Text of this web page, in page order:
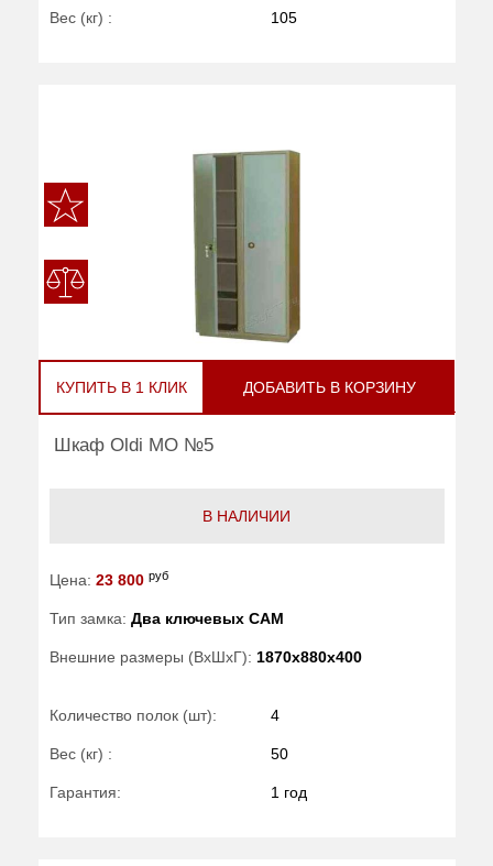
Вес (кг) : 105
КУПИТЬ В 1 КЛИК ДОБАВИТЬ В КОРЗИНУ
Шкаф Oldi МО №5
В НАЛИЧИИ
Цена: 23 800 руб
Тип замка: Два ключевых САМ
Внешние размеры (ВхШхГ): 1870x880x400
Количество полок (шт): 4
Вес (кг) : 50
Гарантия: 1 год